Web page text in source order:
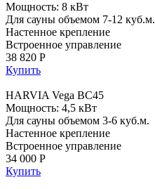
Мощность: 8 кВт
Для сауны объемом 7-12 куб.м.
Настенное крепление
Встроенное управление
38 820 Р
Купить
HARVIA Vega BC45
Мощность: 4,5 кВт
Для сауны объемом 3-6 куб.м.
Настенное крепление
Встроенное управление
34 000 Р
Купить